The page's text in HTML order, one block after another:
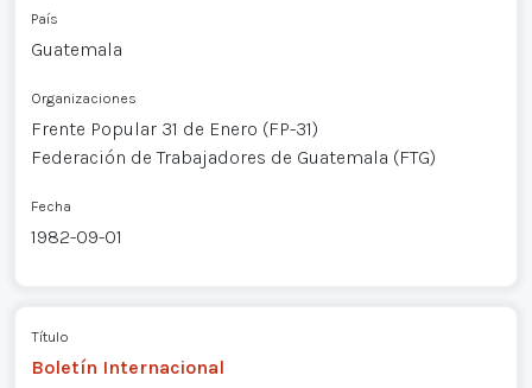
País
Guatemala
Organizaciones
Frente Popular 31 de Enero (FP-31)
Federación de Trabajadores de Guatemala (FTG)
Fecha
1982-09-01
Título
Boletín Internacional